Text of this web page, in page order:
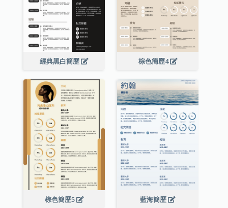
經典黑白簡歷 棕色簡歷4
棕色簡歷5 藍海簡歷